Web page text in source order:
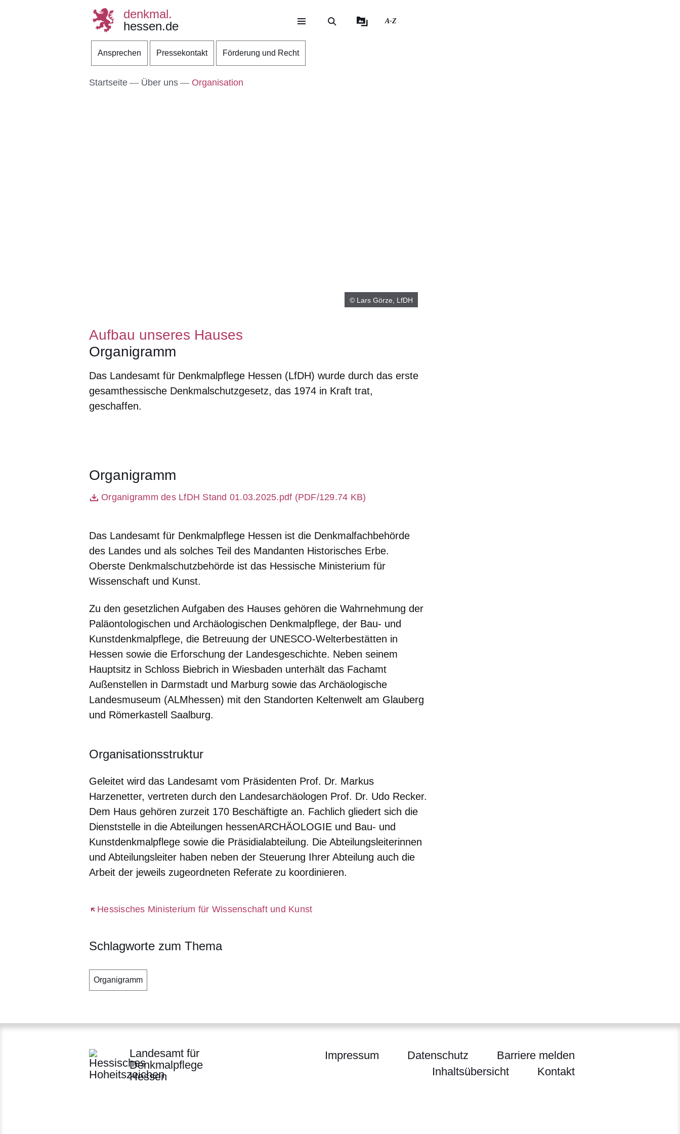
Direkt zum Kopf der Seite
Direkt zum Inhalt
Direkt zum Fuß der Seite
denkmal.
hessen.de
A-Z
Ansprechen Pressekontakt Förderung und Recht
Startseite Über uns Organisation
© Lars Görze, LfDH
Aufbau unseres Hauses
Organigramm
Das Landesamt für Denkmalpflege Hessen (LfDH) wurde durch das erste
gesamthessische Denkmalschutzgesetz, das 1974 in Kraft trat,
geschaffen.
Organigramm
DateiOrganigramm des LfDH Stand 01.03.2025.pdf (PDF/129.74 KB)
Öffnet sich in einem neuen Fenster
Das Landesamt für Denkmalpflege Hessen ist die Denkmalfachbehörde
des Landes und als solches Teil des Mandanten Historisches Erbe.
Oberste Denkmalschutzbehörde ist das Hessische Ministerium für
Wissenschaft und Kunst.
Zu den gesetzlichen Aufgaben des Hauses gehören die Wahrnehmung der
Paläontologischen und Archäologischen Denkmalpflege, der Bau- und
Kunstdenkmalpflege, die Betreuung der UNESCO-Welterbestätten in
Hessen sowie die Erforschung der Landesgeschichte. Neben seinem
Hauptsitz in Schloss Biebrich in Wiesbaden unterhält das Fachamt
Außenstellen in Darmstadt und Marburg sowie das Archäologische
Landesmuseum (ALMhessen) mit den Standorten Keltenwelt am Glauberg
und Römerkastell Saalburg.
Organisationsstruktur
Geleitet wird das Landesamt vom Präsidenten Prof. Dr. Markus
Harzenetter, vertreten durch den Landesarchäologen Prof. Dr. Udo Recker.
Dem Haus gehören zurzeit 170 Beschäftigte an. Fachlich gliedert sich die
Dienststelle in die Abteilungen hessenARCHÄOLOGIE und Bau- und
Kunstdenkmalpflege sowie die Präsidialabteilung. Die Abteilungsleiterinnen
und Abteilungsleiter haben neben der Steuerung Ihrer Abteilung auch die
Arbeit der jeweils zugeordneten Referate zu koordinieren.
Hessisches Ministerium für Wissenschaft und Kunst
Öffnet sich in einem neuen Fenster
Schlagworte zum Thema
Organigramm
Landesamt für
Denkmalpflege
Hessen
Impressum Datenschutz
Barriere melden
Inhaltsübersicht
Kontakt